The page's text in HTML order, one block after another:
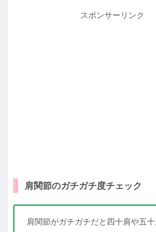
スポンサーリンク
肩関節のガチガチ度チェック
肩関節がガチガチだと四十肩や五